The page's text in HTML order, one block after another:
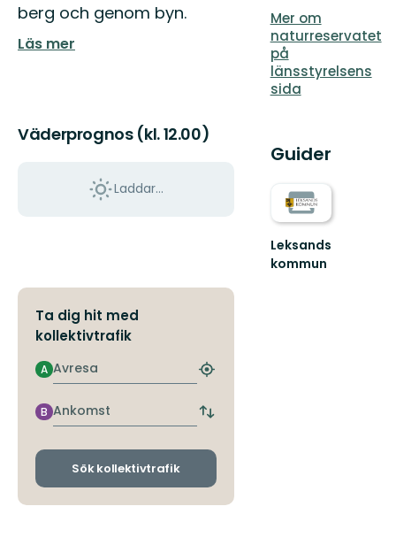
berg och genom byn.
Läs mer
Väderprognos (kl. 12.00)
Laddar...
Ta dig hit med
kollektivtrafik
Avresa
A
Hitta
hållplats
Ankomst
B
Byt
och
Sök kollektivtrafik
Mer om
naturreservatet
på
länsstyrelsens
sida
Guider
Leksands
kommun